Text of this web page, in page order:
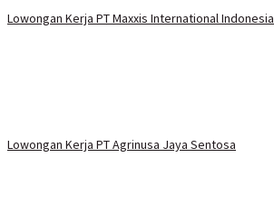
Lowongan Kerja PT Maxxis International Indonesia
Lowongan Kerja PT Agrinusa Jaya Sentosa